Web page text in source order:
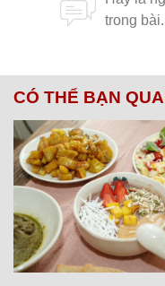
CÓ THỂ BẠN